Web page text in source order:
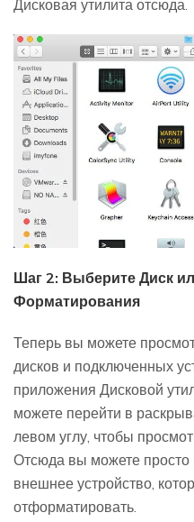
Дисковая утилита отсюда.
Шаг 2: Выберите Диск
Форматирования
Теперь вы можете
дисков и подключенных
приложения Дисковой
можете перейти в
левом углу, чтобы
Отсюда вы можете просто
внешнее устройство,
отформатировать.